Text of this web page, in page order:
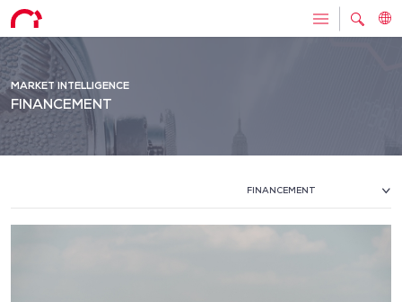
MARKET INTELLIGENCE
FINANCEMENT
FINANCEMENT